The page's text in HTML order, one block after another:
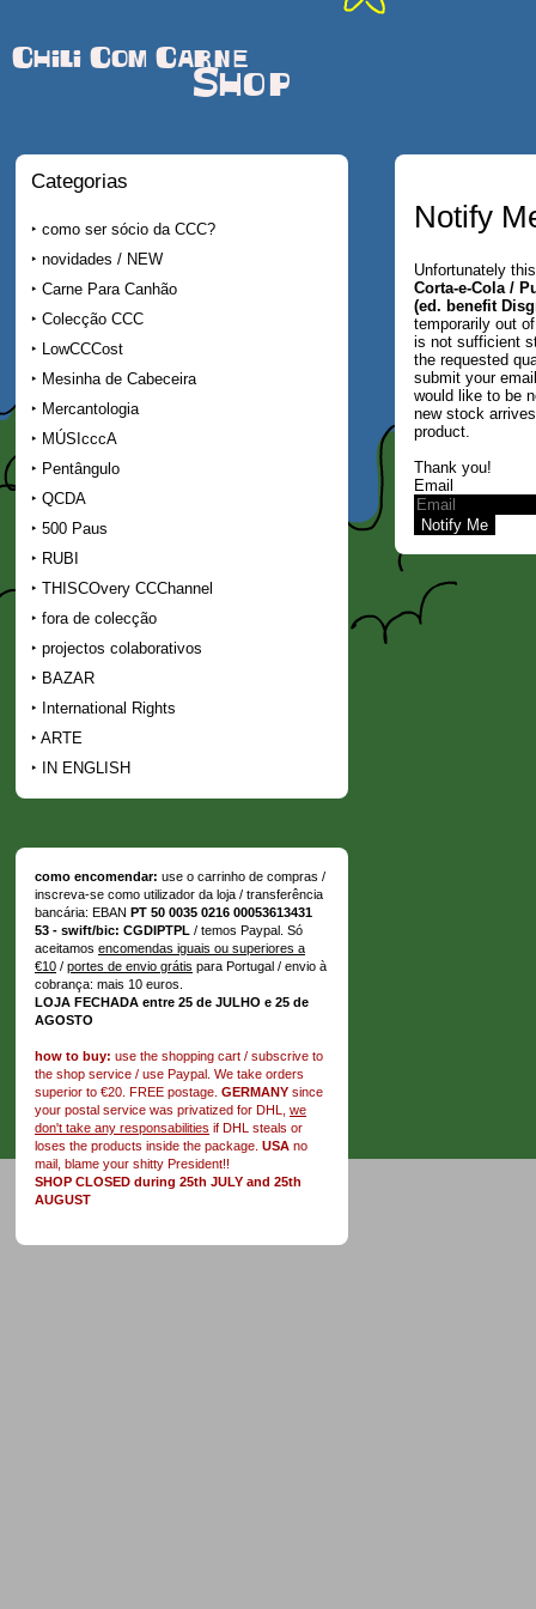
Chili Com Carne
Shop
Categorias
como ser sócio da CCC?
novidades / NEW
Carne Para Canhão
Colecção CCC
LowCCCost
Mesinha de Cabeceira
Mercantologia
MÚSIcccA
Pentângulo
QCDA
500 Paus
RUBI
THISCOvery CCChannel
fora de colecção
projectos colaborativos
BAZAR
International Rights
ARTE
IN ENGLISH
como encomendar: use o carrinho de compras /
inscreva-se como utilizador da loja / transferência
bancária: EBAN PT 50 0035 0216 00053613431
53 - swift/bic: CGDIPTPL / temos Paypal. Só
aceitamos encomendas iguais ou superiores a
€10 / portes de envio grátis para Portugal / envio à
cobrança: mais 10 euros.
LOJA FECHADA entre 25 de JULHO e 25 de
AGOSTO
how to buy: use the shopping cart / subscrive to
the shop service / use Paypal. We take orders
superior to €20. FREE postage. GERMANY since
your postal service was privatized for DHL, we
don't take any responsabilities if DHL steals or
loses the products inside the package. USA no
mail, blame your shitty President!!
SHOP CLOSED during 25th JULY and 25th
AUGUST
Notify
Unfortunately
Corta-e-Cola /
(ed. benefit
temporarily out
is not sufficient
the requested
submit your
would like to be
new stock
product.
Thank you!
Email